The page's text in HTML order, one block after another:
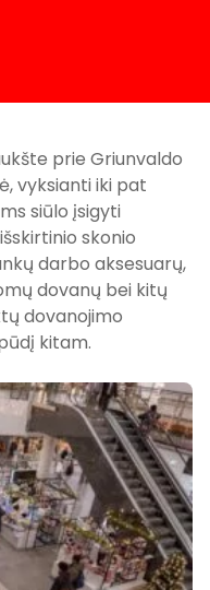
prie Griunvaldo
vyksianti iki pat
siūlo įsigyti
skonio
darbo aksesuarų,
dovanų bei kitų
dovanojimo
kitam.